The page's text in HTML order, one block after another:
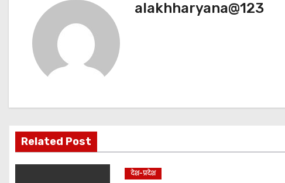
i
g
a
alakhharyana@123
Related Post
देश-प्रदेश